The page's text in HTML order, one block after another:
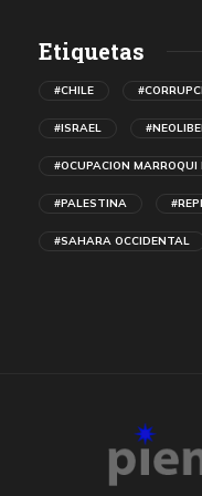
Etiquetas
#CHILE
#ISRAEL
#OCUPACION
#PALESTINA
#SAHARA OCCIDENTAL